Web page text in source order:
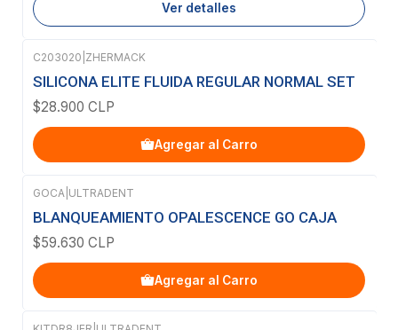
Ver detalles
C203020 ZHERMACK
SILICONA ELITE FLUIDA REGULAR NORMAL SET
$28.900 CLP
Agregar al Carro
GOCA ULTRADENT
BLANQUEAMIENTO OPALESCENCE GO CAJA
$59.630 CLP
Agregar al Carro